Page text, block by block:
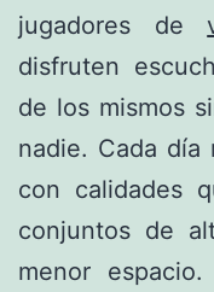
jugadores de
disfruten
de los mismos
nadie. Cada día
con calidades
conjuntos de
menor